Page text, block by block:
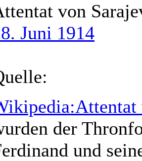
von
Juni 1914
der
und